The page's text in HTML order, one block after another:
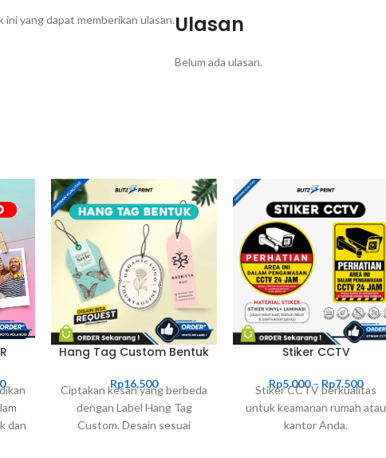
Ulasan
Belum ada ulasan.
yang dapat memberikan ulasan.
dan
Hang Tag Custom Bentuk
Rp16.500
Ciptakan kesan yang berbeda
dengan Label Hang Tag
Custom. Desain sesuai
Stiker CCTV
Rp5.000 –Rp7.500
Stiker CCTV berkualitas
untuk keamanan rumah atau
kantor Anda.